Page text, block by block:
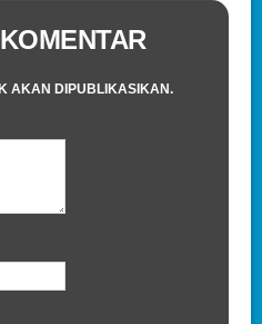
AKAN DIPUBLIKASIKAN.